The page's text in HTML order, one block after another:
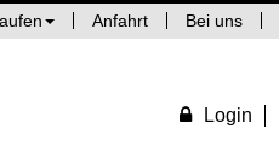
Anfahrt Bei uns
Login